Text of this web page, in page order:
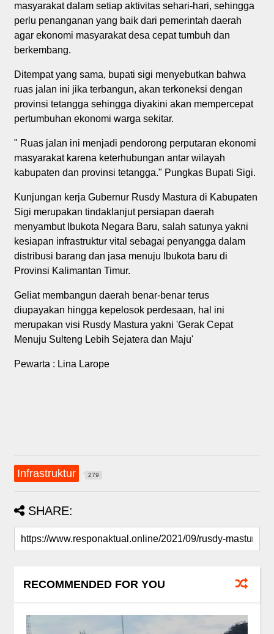
masyarakat dalam setiap aktivitas sehari-hari, sehingga
perlu penanganan yang baik dari pemerintah daerah
agar ekonomi masyarakat desa cepat tumbuh dan
berkembang.
Ditempat yang sama, bupati sigi menyebutkan bahwa
ruas jalan ini jika terbangun, akan terkoneksi dengan
provinsi tetangga sehingga diyakini akan mempercepat
pertumbuhan ekonomi warga sekitar.
" Ruas jalan ini menjadi pendorong perputaran ekonomi
masyarakat karena keterhubungan antar wilayah
kabupaten dan provinsi tetangga." Pungkas Bupati Sigi.
Kunjungan kerja Gubernur Rusdy Mastura di Kabupaten
Sigi merupakan tindaklanjut persiapan daerah
menyambut Ibukota Negara Baru, salah satunya yakni
kesiapan infrastruktur vital sebagai penyangga dalam
distribusi barang dan jasa menuju Ibukota baru di
Provinsi Kalimantan Timur.
Geliat membangun daerah benar-benar terus
diupayakan hingga kepelosok perdesaan, hal ini
merupakan visi Rusdy Mastura yakni 'Gerak Cepat
Menuju Sulteng Lebih Sejatera dan Maju'
Pewarta : Lina Larope
Infrastruktur 279
SHARE:
RECOMMENDED FOR YOU